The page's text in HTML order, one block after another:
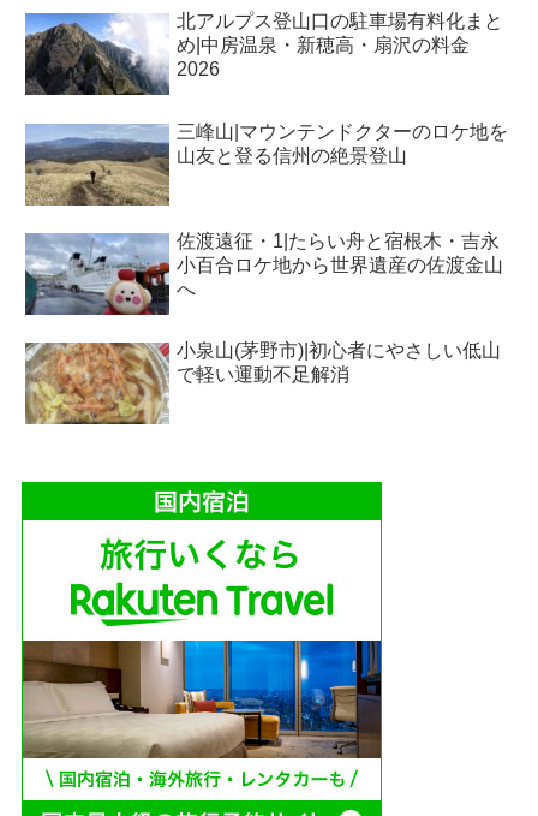
北アルプス登山口の駐車場有料化まと
め|中房温泉・新穂高・扇沢の料金
2026
三峰山|マウンテンドクターのロケ地を
山友と登る信州の絶景登山
佐渡遠征・1|たらい舟と宿根木・吉永
小百合ロケ地から世界遺産の佐渡金山
へ
小泉山(茅野市)|初心者にやさしい低山
で軽い運動不足解消